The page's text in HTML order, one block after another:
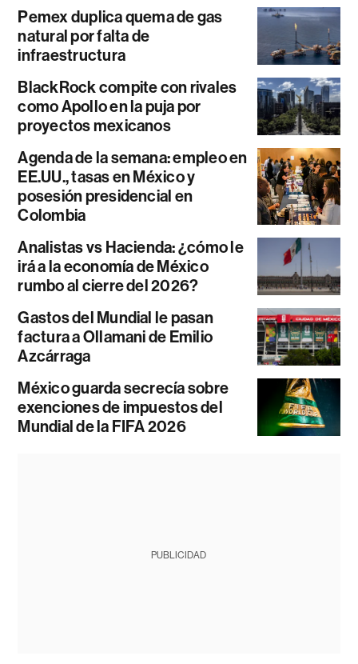
Pemex duplica quema de gas
natural por falta de
infraestructura
BlackRock compite con rivales
como Apollo en la puja por
proyectos mexicanos
Agenda de la semana: empleo en
EE.UU., tasas en México y
posesión presidencial en
Colombia
Analistas vs Hacienda: ¿cómo le
irá a la economía de México
rumbo al cierre del 2026?
Gastos del Mundial le pasan
factura a Ollamani de Emilio
Azcárraga
México guarda secrecía sobre
exenciones de impuestos del
Mundial de la FIFA 2026
PUBLICIDAD